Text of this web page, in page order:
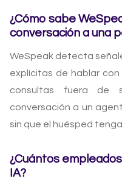
¿Cómo sabe
conversación a una
WeSpeak detecta
explícitas de hablar
consultas fuera de
conversación a un
sin que el huésped
¿Cuántos
IA?